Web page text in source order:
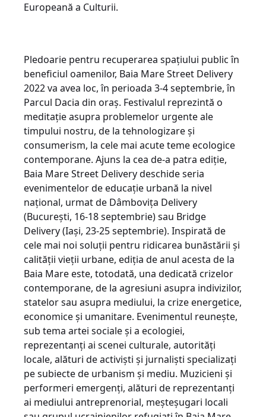
Europeană a Culturii.
Pledoarie pentru recuperarea spațiului public în
beneficiul oamenilor, Baia Mare Street Delivery
2022 va avea loc, în perioada 3-4 septembrie, în
Parcul Dacia din oraș. Festivalul reprezintă o
meditație asupra problemelor urgente ale
timpului nostru, de la tehnologizare și
consumerism, la cele mai acute teme ecologice
contemporane. Ajuns la cea de-a patra ediție,
Baia Mare Street Delivery deschide seria
evenimentelor de educație urbană la nivel
național, urmat de Dâmbovița Delivery
(București, 16-18 septembrie) sau Bridge
Delivery (Iași, 23-25 septembrie). Inspirată de
cele mai noi soluții pentru ridicarea bunăstării și
calității vieții urbane, ediția de anul acesta de la
Baia Mare este, totodată, una dedicată crizelor
contemporane, de la agresiuni asupra indivizilor,
statelor sau asupra mediului, la crize energetice,
economice și umanitare. Evenimentul reunește,
sub tema artei sociale și a ecologiei,
reprezentanți ai scenei culturale, autorități
locale, alături de activiști și jurnaliști specializați
pe subiecte de urbanism și mediu. Muzicieni și
performeri emergenți, alături de reprezentanți
ai mediului antreprenorial, meșteșugari locali